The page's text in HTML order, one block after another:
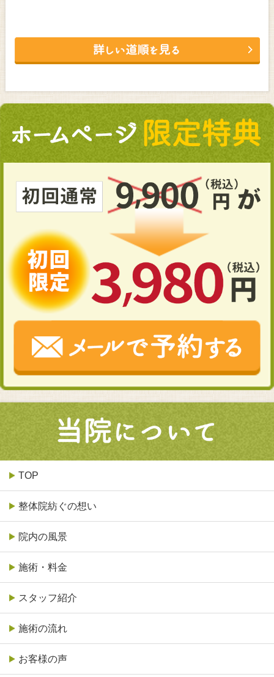
TOP
整体院紡ぐの想い
院内の風景
施術・料金
スタッフ紹介
施術の流れ
お客様の声